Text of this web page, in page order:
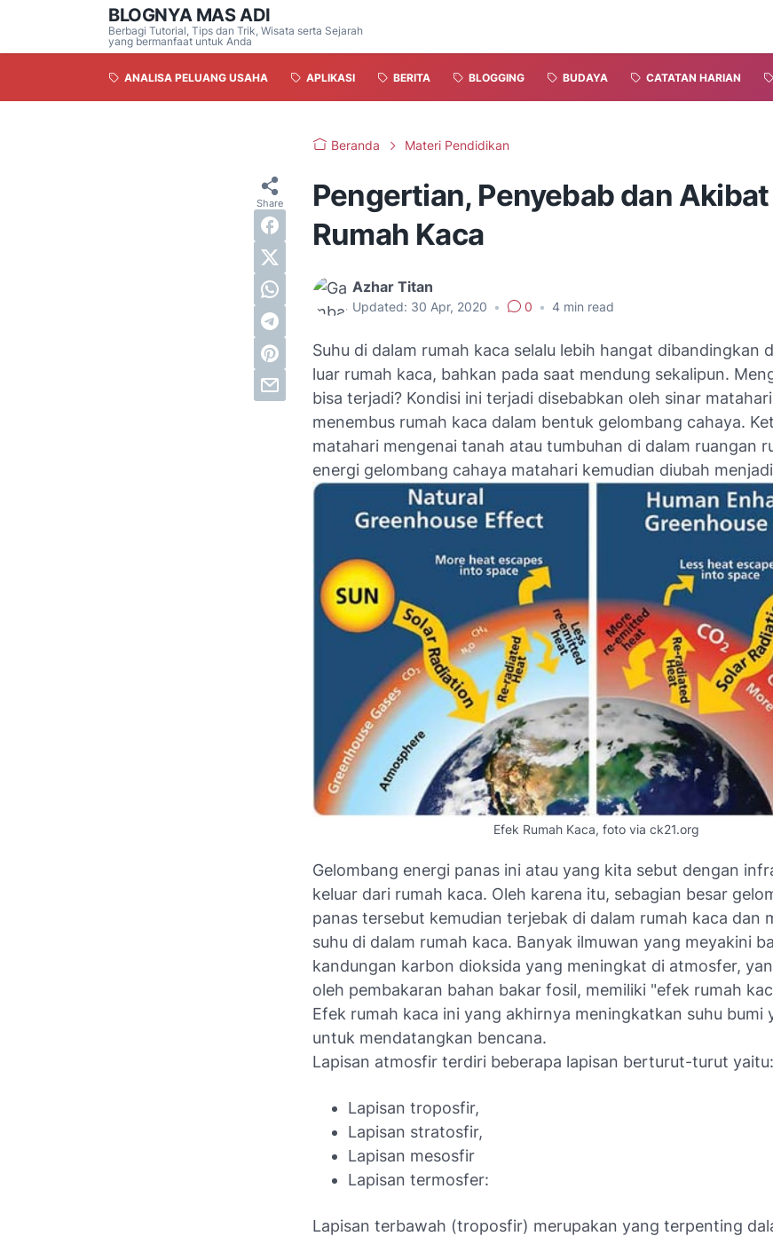
BLOGNYA MAS ADI
Berbagi Tutorial, Tips dan Trik, Wisata serta Sejarah
yang bermanfaat untuk Anda
ANALISA PELUANG USAHA APLIKASI BERITA BLOGGING BUDAYA CATATAN HARIAN
Beranda Materi Pendidikan
Pengertian, Penyebab dan
Rumah Kaca
Azhar Titan
Updated: 30 Apr, 2020 • 0 • 4 min read
Suhu di dalam rumah kaca selalu lebih hangat dibandingkan
luar rumah kaca, bahkan pada saat mendung sekalipun.
bisa terjadi? Kondisi ini terjadi disebabkan oleh sinar
menembus rumah kaca dalam bentuk gelombang cahaya.
matahari mengenai tanah atau tumbuhan di dalam ruangan
energi gelombang cahaya matahari kemudian diubah
Efek Rumah Kaca, foto via ck21.org
Gelombang energi panas ini atau yang kita sebut dengan
keluar dari rumah kaca. Oleh karena itu, sebagian besar
panas tersebut kemudian terjebak di dalam rumah kaca dan
suhu di dalam rumah kaca. Banyak ilmuwan yang meyakini
kandungan karbon dioksida yang meningkat di atmosfer,
oleh pembakaran bahan bakar fosil, memiliki "efek rumah
Efek rumah kaca ini yang akhirnya meningkatkan suhu bumi
untuk mendatangkan bencana.
Lapisan atmosfir terdiri beberapa lapisan berturut-turut yaitu:
Lapisan troposfir,
Lapisan stratosfir,
Lapisan mesosfir
Lapisan termosfer:
Lapisan terbawah (troposfir) merupakan yang terpenting